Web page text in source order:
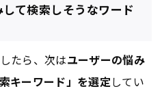
て検索しそうなワード
たら、次はユーザーの悩み
キーワード」を選定してい